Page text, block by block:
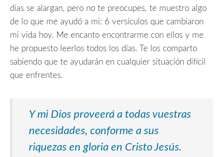
días se alargan, pero no te preocupes, te muestro algo
de lo que me ayudó a mi: 6 versículos que cambiaron
mi vida hoy. Me encanto encontrarme con ellos y me
he propuesto leerlos todos los días. Te los comparto
sabiendo que te ayudarán en cualquier situación difícil
que enfrentes.
Y mi Dios proveerá a todas vuestras
necesidades, conforme a sus
riquezas en gloria en Cristo Jesús.